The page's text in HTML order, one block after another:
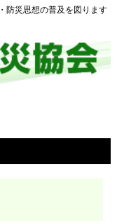
防災思想の普及を図ります